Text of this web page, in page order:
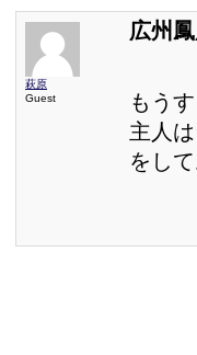
萩原
Guest
広州
もう
主人
をし